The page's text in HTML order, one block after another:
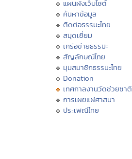
แผนผังเว็บไซต์
ค้นหาข้อมูล
ติดต่อธรรมะไทย
สมุดเยี่ยม
เครือข่ายธรรมะ
สัญลักษณ์ไทย
มุมสมาชิกธรรมะไทย
Donation
เทศกาลงานวัดช่วยชาติ
การเผยแผ่ศาสนา
ประเพณีไทย